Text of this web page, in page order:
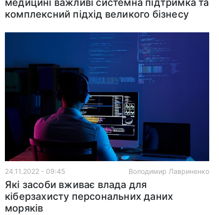
комплексний підхід великого бізнесу
24.11.2022 - 09:45 Володимир Лавриненко
Які засоби вживає влада для
кіберзахисту персональних даних
моряків